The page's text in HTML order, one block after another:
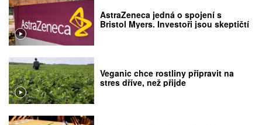
AstraZeneca jedná o spojení s
Bristol Myers. Investoři jsou skeptičtí
Veganic chce rostliny připravit na
stres dříve, než přijde